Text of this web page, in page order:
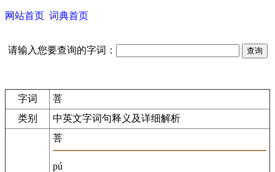
网站首页 词典首页
请输入您要查询的字词：
字词
菩
类别
中英文字词句释义及详细解析
菩
pú